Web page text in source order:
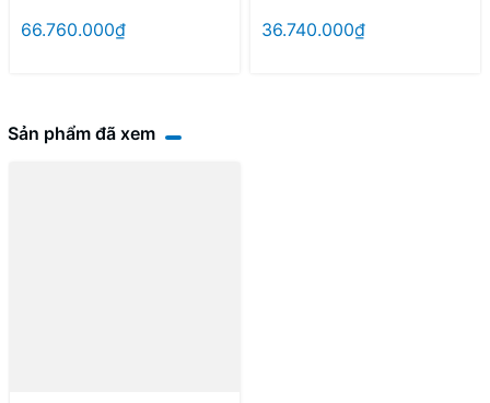
66.760.000₫ 36.740.000₫
Sản phẩm đã xem